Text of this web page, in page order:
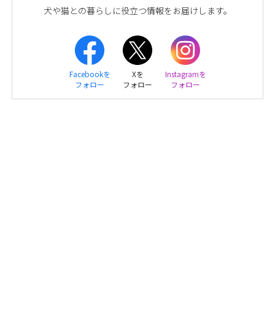
犬や猫との暮らしに役立つ情報をお届けします。
Facebookを
フォロー
Xを
フォロー
Instagramを
フォロー